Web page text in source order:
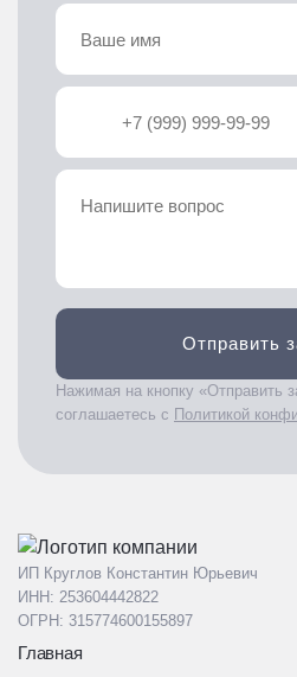
Отправить
Нажимая на кнопку «Отправить
соглашаетесь с Политикой
ИП Круглов Константин Юрьевич
ИНН: 253604442822
ОГРН: 315774600155897
Главная